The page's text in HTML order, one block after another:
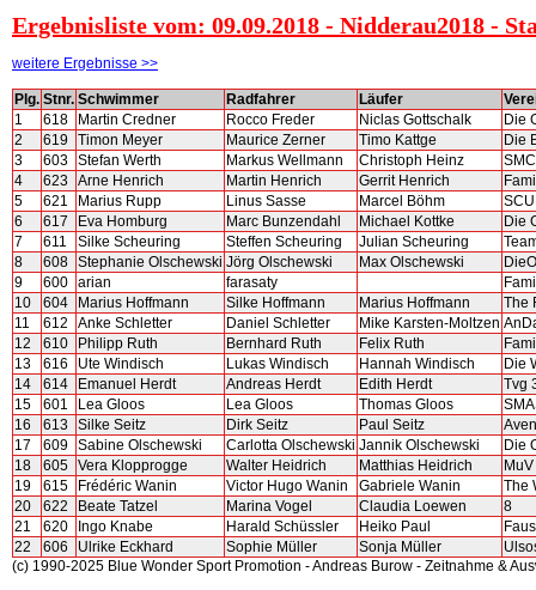
Ergebnisliste vom: 09.09.2018 - Nidderau2018 -
weitere Ergebnisse >>
Plg. Stnr. Schwimmer Radfahrer Läufer
1
618 Martin Credner Rocco Freder Niclas Gottschalk
Die
2
619 Timon Meyer Maurice Zerner Timo Kattge
Die
3
603 Stefan Werth Markus Wellmann Christoph Heinz
4
623 Arne Henrich Martin Henrich Gerrit Henrich
5
621 Marius Rupp Linus Sasse Marcel Böhm
6
617 Eva Homburg Marc Bunzendahl Michael Kottke
Die
7
611 Silke Scheuring Steffen Scheuring Julian Scheuring
8
608 Stephanie Olschewski Jörg Olschewski Max Olschewski
9
600 arian farasaty
10
604 Marius Hoffmann Silke Hoffmann Marius Hoffmann
The
11
612 Anke Schletter Daniel Schletter Mike Karsten-Moltzen
12
610 Philipp Ruth Bernhard Ruth Felix Ruth
13
616 Ute Windisch Lukas Windisch Hannah Windisch
Die
14
614 Emanuel Herdt Andreas Herdt Edith Herdt
Tvg
15
601 Lea Gloos Lea Gloos Thomas Gloos
16
613 Silke Seitz Dirk Seitz Paul Seitz
17
609 Sabine Olschewski Carlotta Olschewski Jannik Olschewski
Die
18
605 Vera Klopprogge Walter Heidrich Matthias Heidrich
19
615 Frédéric Wanin Victor Hugo Wanin Gabriele Wanin
The
20
622 Beate Tatzel Marina Vogel Claudia Loewen
8
21
620 Ingo Knabe Harald Schüssler Heiko Paul
22
606 Ulrike Eckhard Sophie Müller Sonja Müller
(c) 1990-2025 Blue Wonder Sport Promotion - Andreas Burow - Zeitnahme &